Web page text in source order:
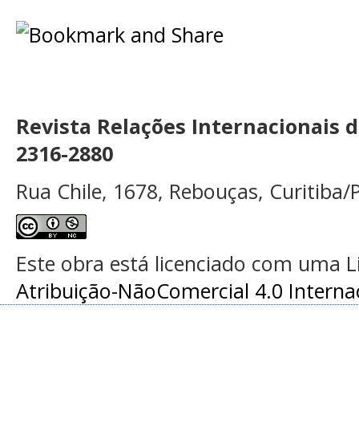
Revista Relações Internacionais
2316-2880
Rua Chile, 1678, Rebouças, Curitiba/
Este obra está licenciado com uma
Atribuição-NãoComercial 4.0